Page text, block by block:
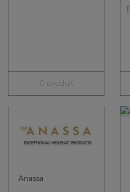
0 produit
Anassa